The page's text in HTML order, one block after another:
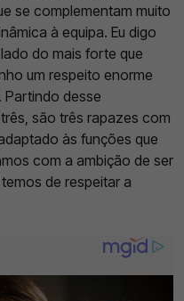
se complementam muito
à equipa. Eu digo
do mais forte que
um respeito enorme
desse
são três rapazes com
às funções que
com a ambição de ser
de respeitar a